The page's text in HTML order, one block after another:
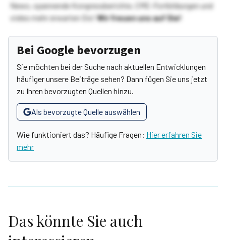
News, spannende Kongressberichte, CME-Fortbildungen und
vieles mehr erwarten Sie!Wir freuen uns auf Sie!
Bei Google bevorzugen
Sie möchten bei der Suche nach aktuellen Entwicklungen
häufiger unsere Beiträge sehen? Dann fügen Sie uns jetzt
zu Ihren bevorzugten Quellen hinzu.
Als bevorzugte Quelle auswählen
Wie funktioniert das? Häufige Fragen: Hier erfahren Sie
mehr
Das könnte Sie auch